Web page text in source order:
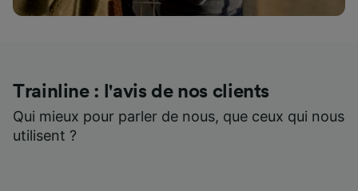
Trainline : l'avis de nos clients
Qui mieux pour parler de nous, que ceux qui nous
utilisent ?